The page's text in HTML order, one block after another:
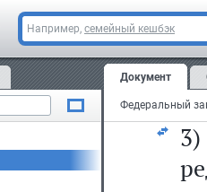
Например, семейный кешбэк
Документ
3)